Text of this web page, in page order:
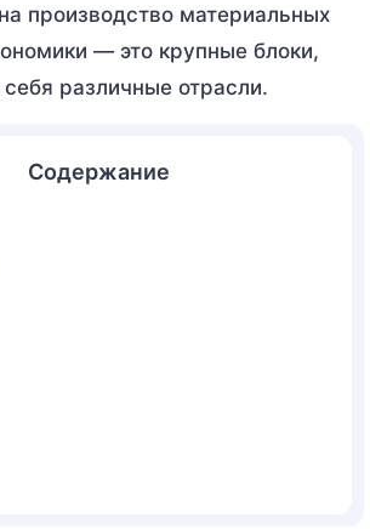
производство материальных
— это крупные блоки,
различные отрасли.
Содержание